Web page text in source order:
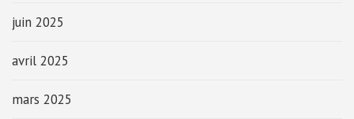
juin 2025
avril 2025
mars 2025